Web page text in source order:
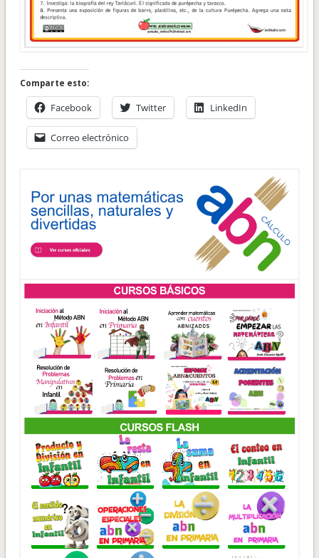
Comparte esto:
Facebook Twitter LinkedIn
Correo electrónico